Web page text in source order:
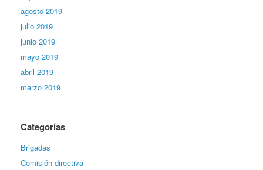
agosto 2019
julio 2019
junio 2019
mayo 2019
abril 2019
marzo 2019
Categorías
Brigadas
Comisión directiva